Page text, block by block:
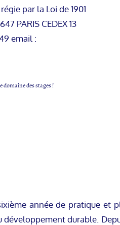
par la Loi de 1901
PARIS CEDEX 13
email :
domaine des stages !
année de pratique
développement durable.